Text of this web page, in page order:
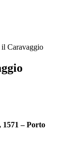
Caravaggio
– Porto